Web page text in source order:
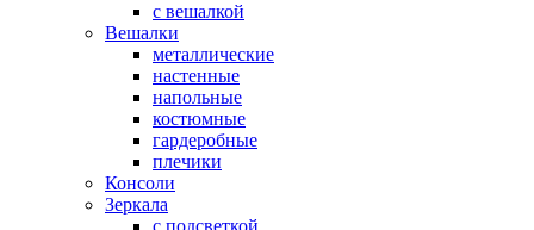
с вешалкой
Вешалки
металлические
настенные
напольные
костюмные
гардеробные
плечики
Консоли
Зеркала
с подсветкой